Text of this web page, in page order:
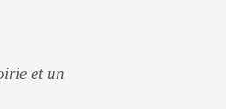
et un